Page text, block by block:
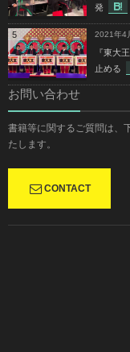
発
2021年4
『東大
止める
5
お問い合わせ
書籍等に関するご質問は、
たします。
CONTACT